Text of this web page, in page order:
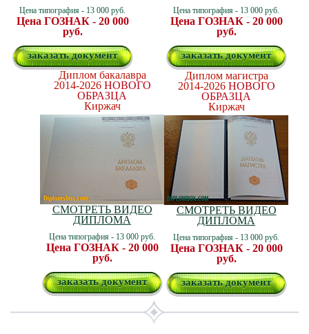
Цена типография - 13 000 руб.
Цена ГОЗНАК - 20 000
руб.
заказать документ
Цена типография - 13 000 руб.
Цена ГОЗНАК - 20 000
руб.
заказать документ
Диплом бакалавра
2014-2026 НОВОГО
ОБРАЗЦА
Киржач
СМОТРЕТЬ ВИДЕО
ДИПЛОМА
Цена типография - 13 000 руб.
Цена ГОЗНАК - 20 000
руб.
заказать документ
Диплом магистра
2014-2026 НОВОГО
ОБРАЗЦА
Киржач
СМОТРЕТЬ ВИДЕО
ДИПЛОМА
Цена типография - 13 000 руб.
Цена ГОЗНАК - 20 000
руб.
заказать документ